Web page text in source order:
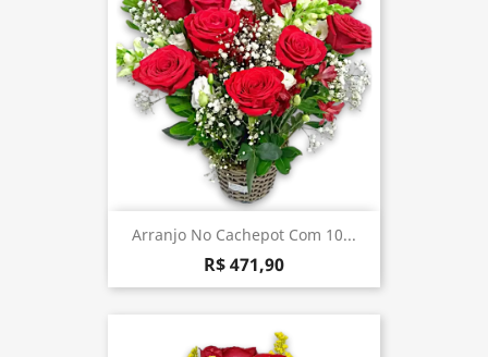
Arranjo No Cachepot Com 10...
R$ 471,90